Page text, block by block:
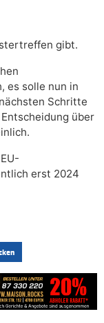
gibt.
es solle nun in
Schritte
über
erst 2024